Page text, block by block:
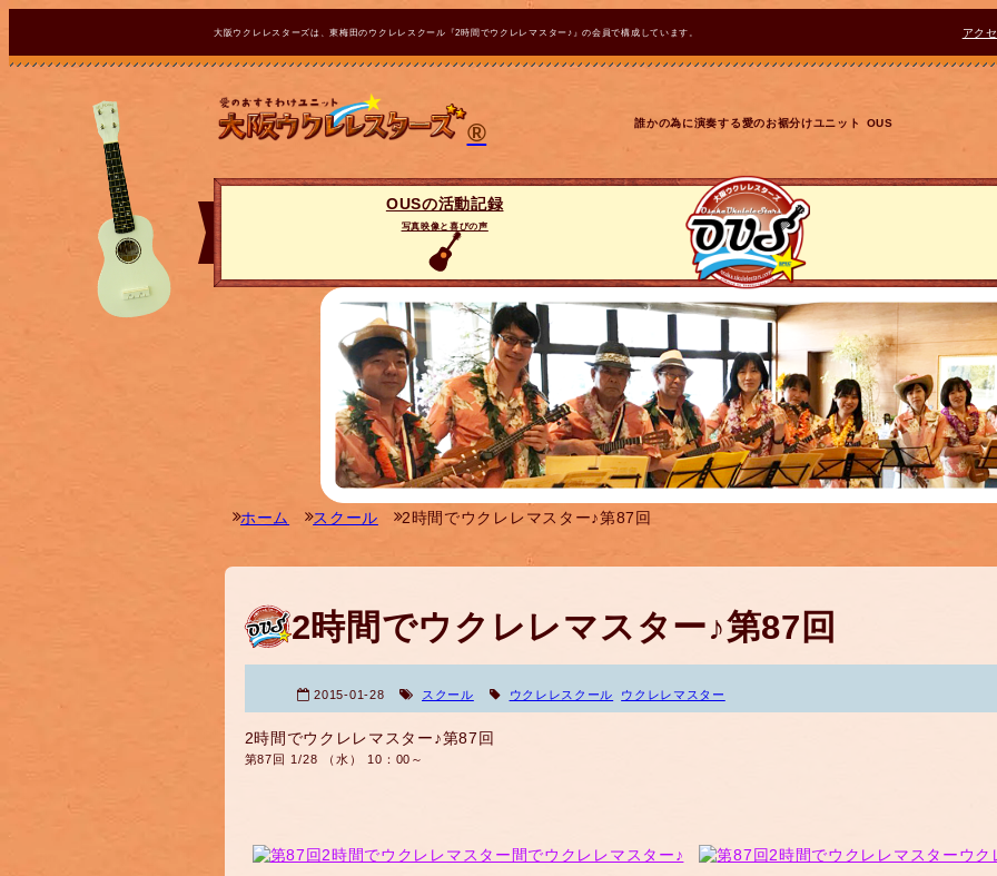
大阪ウクレレスターズは、東梅田のウクレレスクール『2時間でウクレレマスター♪』の会員で構成しています。 アク
® 誰かの為に演奏する愛のお裾分けユニット OUS
OUSの活動記録
写真映像と喜びの声
ホーム スクール 2時間でウクレレマスター♪第87回
2時間でウクレレマスター♪第87回
2015-01-28 スクール ウクレレスクール ウクレレマスター
2時間でウクレレマスター♪第87回
第87回 1/28 （水） 10：00～